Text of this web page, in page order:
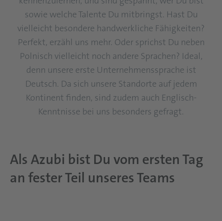
sowie welche Talente Du mitbringst. Hast Du
vielleicht besondere handwerkliche Fähigkeiten?
Perfekt, erzähl uns mehr. Oder sprichst Du neben
Polnisch vielleicht noch andere Sprachen? Ideal,
denn unsere erste Unternehmenssprache ist
Deutsch. Da sich unsere Standorte auf jedem
Kontinent finden, sind zudem auch Englisch-
Kenntnisse bei uns besonders gefragt.
Als Azubi bist Du vom ersten Tag
an fester Teil unseres Teams